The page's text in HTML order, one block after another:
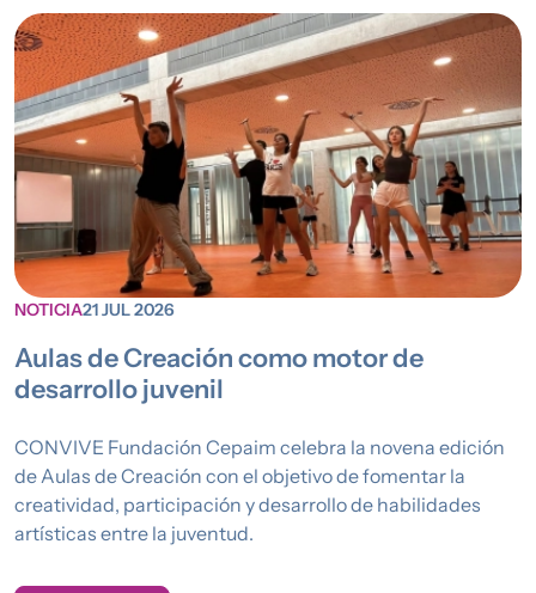
NOTICIA21 JUL 2026
Aulas de Creación como motor de
desarrollo juvenil
CONVIVE Fundación Cepaim celebra la novena edición
de Aulas de Creación con el objetivo de fomentar la
creatividad, participación y desarrollo de habilidades
artísticas entre la juventud.